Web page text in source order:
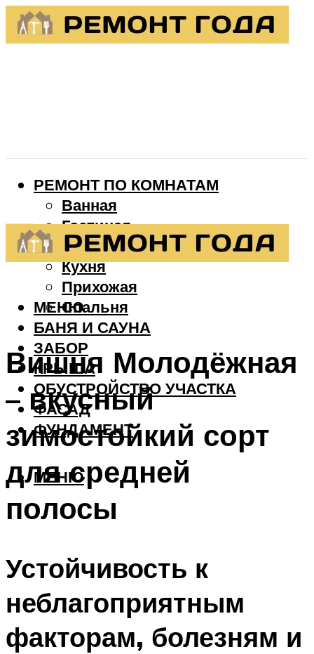
РЕМОНТ ПО КОМНАТАМ
Ванная
Гостиная
Детская
Кухня
Прихожая
Спальня
БАНЯ И САУНА
ЗАБОР
КРЫША
ОБУСТРОЙСТВО УЧАСТКА
ФАСАД
ФУНДАМЕНТ
МЕНЮ
МЕНЮ
Вишня Молодёжная
– вкусный
зимостойкий сорт
для средней
полосы
Устойчивость к
неблагоприятным
факторам, болезням и